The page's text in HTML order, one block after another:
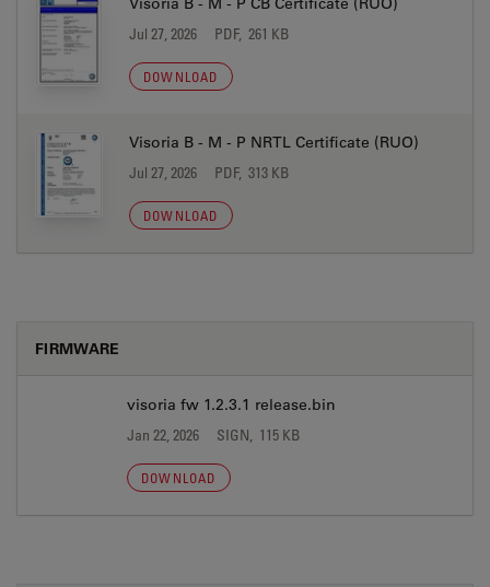
Jul 27, 2026 PDF, 261 KB
DOWNLOAD
Visoria B - M - P NRTL Certificate (RUO)
Jul 27, 2026 PDF, 313 KB
DOWNLOAD
FIRMWARE
visoria fw 1.2.3.1 release.bin
Jan 22, 2026 SIGN, 115 KB
DOWNLOAD